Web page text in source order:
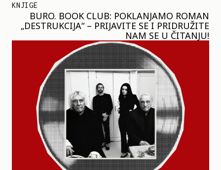
KNJIGE
BURO. BOOK CLUB: POKLANJAMO ROMAN
„DESTRUKCIJA“ – PRIJAVITE SE I PRIDRUŽITE
NAM SE U ČITANJU!